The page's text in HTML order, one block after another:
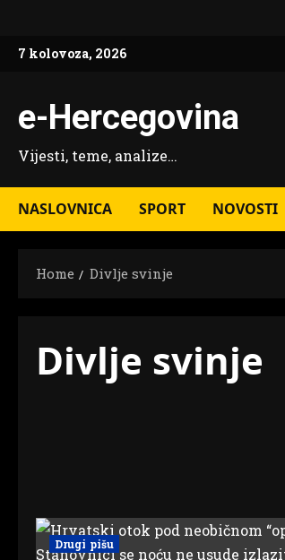
content
7 kolovoza, 2026
e-Hercegovina
Vijesti, teme, analize…
NASLOVNICA SPORT NOVOSTI
Home Divlje svinje
Divlje svinje
Drugi pišu